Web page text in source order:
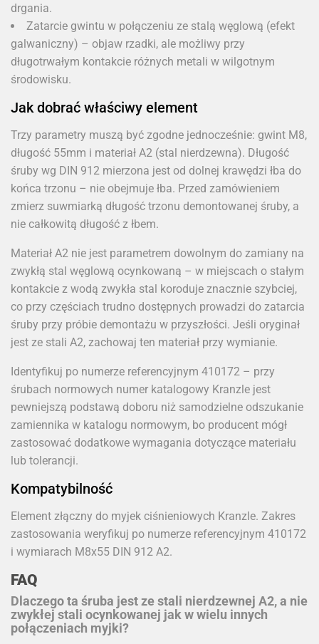
drgania.
Zatarcie gwintu w połączeniu ze stalą węglową (efekt
galwaniczny) – objaw rzadki, ale możliwy przy
długotrwałym kontakcie różnych metali w wilgotnym
środowisku.
Jak dobrać właściwy element
Trzy parametry muszą być zgodne jednocześnie: gwint M8,
długość 55mm i materiał A2 (stal nierdzewna). Długość
śruby wg DIN 912 mierzona jest od dolnej krawędzi łba do
końca trzonu – nie obejmuje łba. Przed zamówieniem
zmierz suwmiarką długość trzonu demontowanej śruby, a
nie całkowitą długość z łbem.
Materiał A2 nie jest parametrem dowolnym do zamiany na
zwykłą stal węglową ocynkowaną – w miejscach o stałym
kontakcie z wodą zwykła stal koroduje znacznie szybciej,
co przy częściach trudno dostępnych prowadzi do zatarcia
śruby przy próbie demontażu w przyszłości. Jeśli oryginał
jest ze stali A2, zachowaj ten materiał przy wymianie.
Identyfikuj po numerze referencyjnym 410172 – przy
śrubach normowych numer katalogowy Kranzle jest
pewniejszą podstawą doboru niż samodzielne odszukanie
zamiennika w katalogu normowym, bo producent mógł
zastosować dodatkowe wymagania dotyczące materiału
lub tolerancji.
Kompatybilność
Element złączny do myjek ciśnieniowych Kranzle. Zakres
zastosowania weryfikuj po numerze referencyjnym 410172
i wymiarach M8x55 DIN 912 A2.
FAQ
Dlaczego ta śruba jest ze stali nierdzewnej A2, a nie
zwykłej stali ocynkowanej jak w wielu innych
połączeniach myjki?